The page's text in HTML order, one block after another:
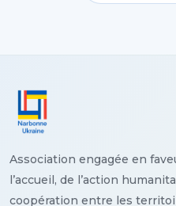
Association engagée en
l’accueil, de l’action
coopération entre les